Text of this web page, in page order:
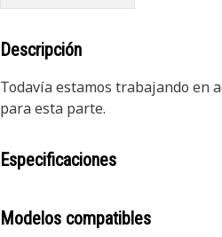
Descripción
Todavía estamos trabajando en
para esta parte.
Especificaciones
Modelos compatibles